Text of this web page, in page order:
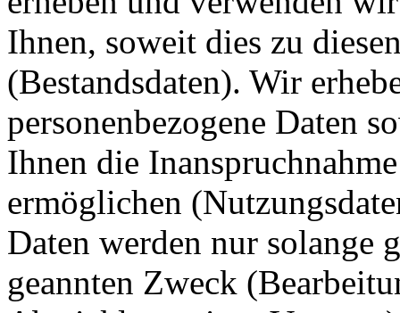
Ihnen, soweit dies zu
(Bestandsdaten). Wir
personenbezogene Daten
Ihnen die
ermöglichen
Daten werden nur solange
geannten Zweck